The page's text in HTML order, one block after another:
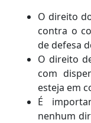
O direito
contra o
de defesa
O direito
com
esteja em
É
nenhum